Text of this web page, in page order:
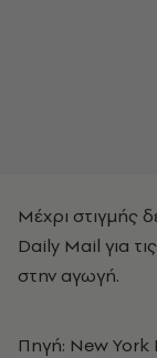
Μέχρι στιγμής
Daily Mail για
στην αγωγή.
Πηγή: New York